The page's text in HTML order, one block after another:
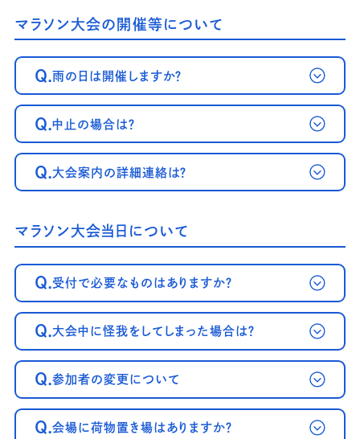
マラソン大会の開催等について
Q.雨の日は開催しますか？
Q.中止の場合は？
Q.大会案内の詳細連絡は？
マラソン大会当日について
Q.受付で必要なものはありますか？
Q.大会中に怪我をしてしまった場合は？
Q.参加者の変更について
Q.会場に荷物置き場はありますか？